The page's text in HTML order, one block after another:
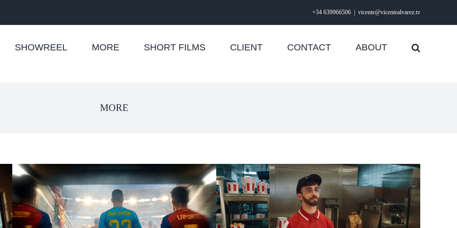
+34 639966506 vicente@vicentealvarez.tv
SHOWREEL MORE SHORT FILMS CLIENT CONTACT ABOUT
MORE
VICTORIA «Visualizadores
KFC «Megabox»